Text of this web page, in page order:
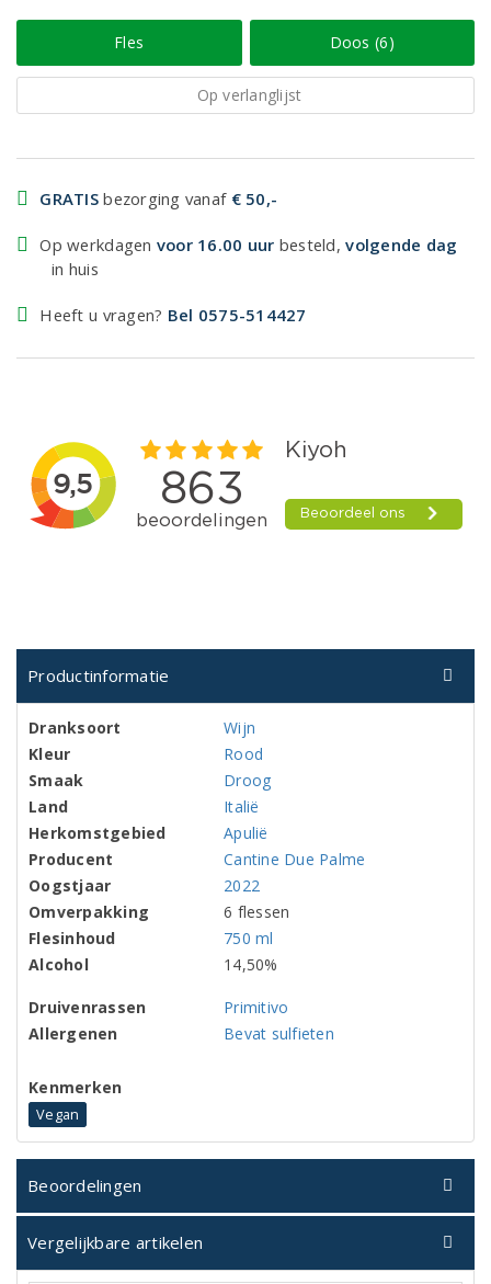
Fles Doos (6)
Op verlanglijst
GRATIS bezorging vanaf € 50,-
Op werkdagen voor 16.00 uur besteld,volgende dag
in huis
Heeft u vragen? Bel 0575-514427
Productinformatie
Dranksoort
Wijn
Kleur
Rood
Smaak
Droog
Land
Italië
Herkomstgebied
Apulië
Producent
Cantine Due Palme
Oogstjaar
2022
Omverpakking
6 flessen
Flesinhoud
750 ml
Alcohol
14,50%
Druivenrassen
Primitivo
Allergenen
Bevat sulfieten
Kenmerken
Vegan
Beoordelingen
Vergelijkbare artikelen